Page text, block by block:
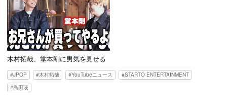
木村拓哉、堂本剛に男気を見せる
JPOP 木村拓哉 YouTubeニュース
STARTO ENTERTAINMENT
島田瑛